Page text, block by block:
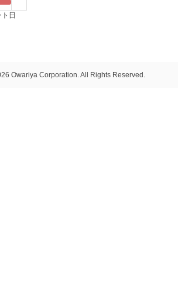
日
Owariya Corporation. All Rights Reserved.